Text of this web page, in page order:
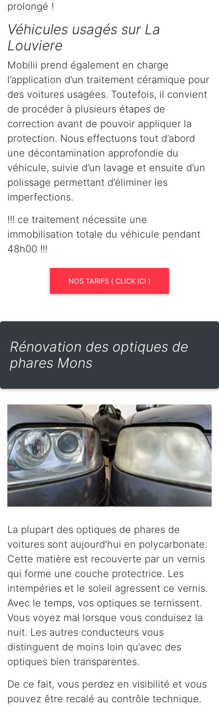
prolongé !
Véhicules usagés sur La
Louviere
Mobilii prend également en charge
l’application d’un traitement céramique pour
des voitures usagées. Toutefois, il convient
de procéder à plusieurs étapes de
correction avant de pouvoir appliquer la
protection. Nous effectuons tout d’abord
une décontamination approfondie du
véhicule, suivie d’un lavage et ensuite d’un
polissage permettant d’éliminer les
imperfections.
!!! ce traitement nécessite une
immobilisation totale du véhicule pendant
48h00 !!!
NOS TARIFS ( CLICK ICI )
Rénovation des optiques de
phares Mons
La plupart des optiques de phares de
voitures sont aujourd’hui en polycarbonate.
Cette matière est recouverte par un vernis
qui forme une couche protectrice. Les
intempéries et le soleil agressent ce vernis.
Avec le temps, vos optiques se ternissent.
Vous voyez mal lorsque vous conduisez la
nuit. Les autres conducteurs vous
distinguent de moins loin qu’avec des
optiques bien transparentes.
De ce fait, vous perdez en visibilité et vous
pouvez être recalé au contrôle technique.